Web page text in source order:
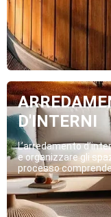
D'INTERNI
L’arredamento
e organizzare gli
processo